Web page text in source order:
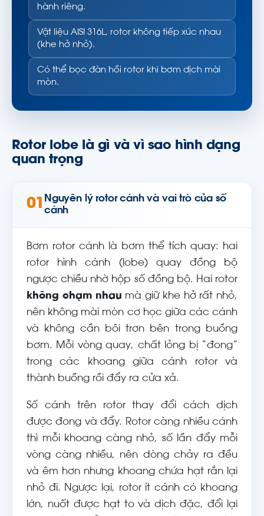
hành riêng.
Vật liệu AISI 316L, rotor không tiếp xúc nhau
(khe hở nhỏ).
Có thể bọc đàn hồi rotor khi bơm dịch mài
mòn.
Rotor lobe là gì và vì sao hình dạng
quan trọng
01 Nguyên lý rotor cánh và vai trò của số
cánh
Bơm rotor cánh là bơm thể tích quay: hai
rotor hình cánh (lobe) quay đồng bộ
ngược chiều nhờ hộp số đồng bộ. Hai rotor
không chạm nhau mà giữ khe hở rất nhỏ,
nên không mài mòn cơ học giữa các cánh
và không cần bôi trơn bên trong buồng
bơm. Mỗi vòng quay, chất lỏng bị “đong”
trong các khoang giữa cánh rotor và
thành buồng rồi đẩy ra cửa xả.
Số cánh trên rotor thay đổi cách dịch
được đong và đẩy. Rotor càng nhiều cánh
thì mỗi khoang càng nhỏ, số lần đẩy mỗi
vòng càng nhiều, nên dòng chảy ra đều
và êm hơn nhưng khoang chứa hạt rắn lại
nhỏ đi. Ngược lại, rotor ít cánh có khoang
lớn, nuốt được hạt to và dịch đặc, đổi lại